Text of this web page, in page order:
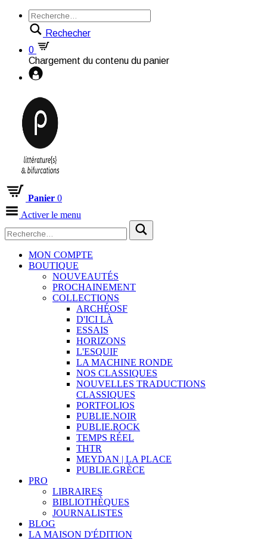
Rechecher
0
Chargement du contenu du panier
Panier 0
Activer le menu
MON COMPTE
BOUTIQUE
NOUVEAUTÉS
PROCHAINEMENT
COLLECTIONS
ARCHÉOSF
D'ICI LÀ
ESSAIS
HORIZONS
L'ESQUIF
LA MACHINE RONDE
NOS CLASSIQUES
NOUVELLES TRADUCTIONS
CLASSIQUES
PORTFOLIOS
PUBLIE.NOIR
PUBLIE.ROCK
TEMPS RÉEL
THTR
MEYDAN | LA PLACE
PUBLIE.GRÈCE
PRO
LIBRAIRES
BIBLIOTHÈQUES
JOURNALISTES
BLOG
LA MAISON D'ÉDITION